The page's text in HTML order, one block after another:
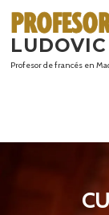
contenido
Profesor de francés en